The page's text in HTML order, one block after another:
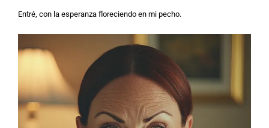
Entré, con la esperanza floreciendo en mi pecho.